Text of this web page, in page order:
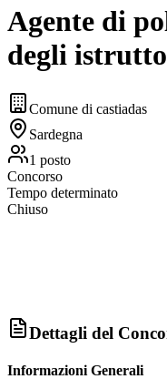
Agente di
degli
Comune di castiadas
Sardegna
1 posto
Concorso
Tempo determinato
Chiuso
Dettagli del
Informazioni Generali